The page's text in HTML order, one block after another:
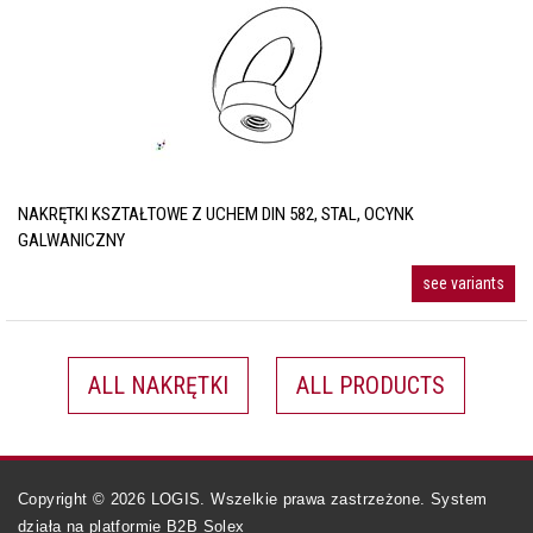
NAKRĘTKI KSZTAŁTOWE Z UCHEM DIN 582, STAL, OCYNK
GALWANICZNY
see variants
ALL NAKRĘTKI ALL PRODUCTS
Copyright © 2026 LOGIS. Wszelkie prawa zastrzeżone. System
działa na platformie B2B Solex